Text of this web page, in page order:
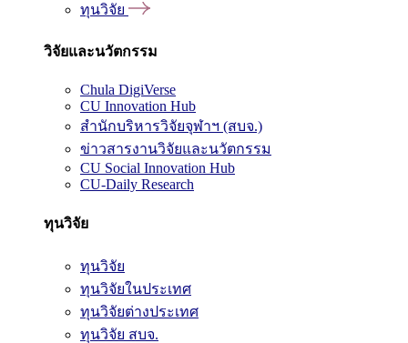
ทุนวิจัย
วิจัยและนวัตกรรม
Chula DigiVerse
CU Innovation Hub
สำนักบริหารวิจัยจุฬาฯ (สบจ.)
ข่าวสารงานวิจัยและนวัตกรรม
CU Social Innovation Hub
CU-Daily Research
ทุนวิจัย
ทุนวิจัย
ทุนวิจัยในประเทศ
ทุนวิจัยต่างประเทศ
ทุนวิจัย สบจ.